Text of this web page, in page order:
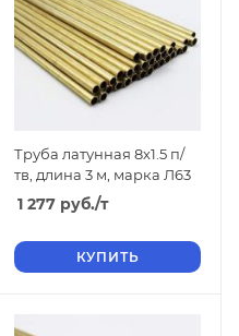
Труба латунная 8х1.5 п/
тв, длина 3 м, марка Л63
1 277 руб./т
КУПИТЬ